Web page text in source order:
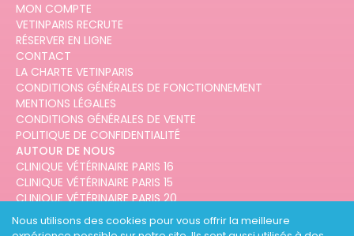
Nous utilisons des cookies pour vous offrir la meilleure
MON COMPTE
VETINPARIS RECRUTE
RÉSERVER EN LIGNE
CONTACT
LA CHARTE VETINPARIS
CONDITIONS GÉNÉRALES DE FONCTIONNEMENT
MENTIONS LÉGALES
CONDITIONS GÉNÉRALES DE VENTE
POLITIQUE DE CONFIDENTIALITÉ
AUTOUR DE NOUS
CLINIQUE VÉTÉRINAIRE PARIS 16
CLINIQUE VÉTÉRINAIRE PARIS 15
CLINIQUE VÉTÉRINAIRE PARIS 20
CLINIQUE VÉTÉRINAIRE PARIS 12
CLINIQUE VÉTÉRINAIRE PARIS 10